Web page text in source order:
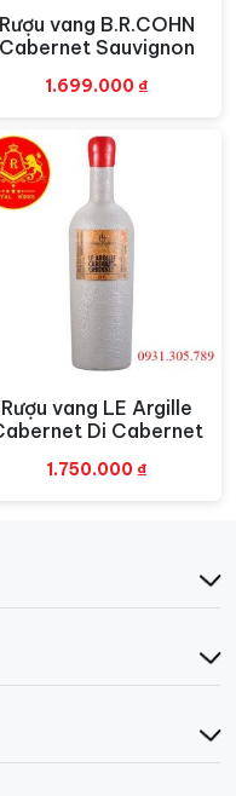
độc đáo và vô cùng
vị ấn tượng mà
kế sang trọng và
dán tem chống hàng
đều được in màu
đẳng cấp của chai
Xem nhanh
Rượu vang B.R.COHN
Cabernet Sauvignon
1.699.000 ₫
Xem nhanh
Rượu vang LE Argille
Di Cabernet
1.750.000 ₫